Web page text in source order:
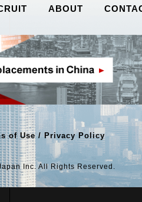
ABOUT
of Use / Privacy Policy
Inc. All Rights Reserved.